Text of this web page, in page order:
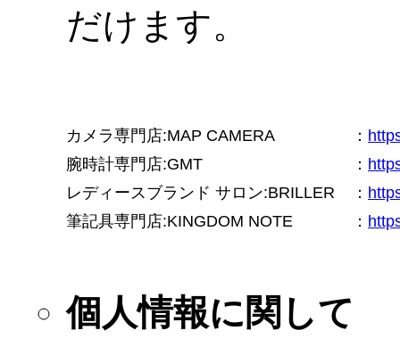
だけます。
カメラ専門店:MAP CAMERA ：
腕時計専門店:GMT
：
レディースブランド サロン:BRILLER
：
筆記具専門店:KINGDOM NOTE
：
個人情報に関して